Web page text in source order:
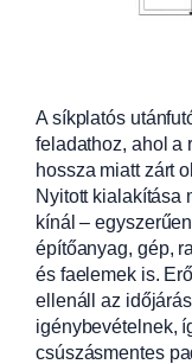
A síkplatós
feladathoz, ahol a
hossza miatt zárt
Nyitott kialakítása
kínál –
építőanyag, gép,
és faelemek is.
ellenáll az
igénybevételnek,
csúszásmentes